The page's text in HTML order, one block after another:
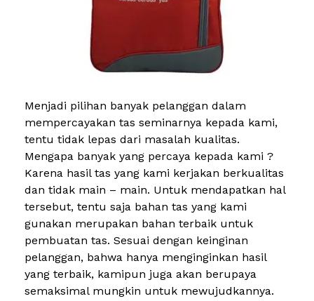
Menjadi pilihan banyak pelanggan dalam
mempercayakan tas seminarnya kepada kami,
tentu tidak lepas dari masalah kualitas.
Mengapa banyak yang percaya kepada kami ?
Karena hasil tas yang kami kerjakan berkualitas
dan tidak main – main. Untuk mendapatkan hal
tersebut, tentu saja bahan tas yang kami
gunakan merupakan bahan terbaik untuk
pembuatan tas. Sesuai dengan keinginan
pelanggan, bahwa hanya menginginkan hasil
yang terbaik, kamipun juga akan berupaya
semaksimal mungkin untuk mewujudkannya.